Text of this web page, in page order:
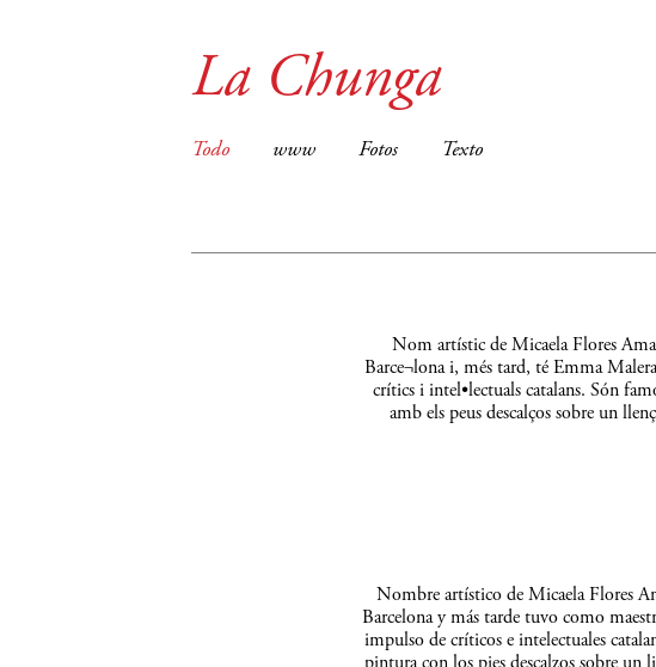
La Chunga
Todo www Fotos Texto
Nom artístic de Micaela Flores
Barce¬lona i, més tard, té Emma
crítics i intel•lectuals catalans. Són
amb els peus descalços sobre un
Nombre artístico de Micaela Flores
Barcelona y más tarde tuvo como
impulso de críticos e intelectuales
pintura con los pies descalzos sobre